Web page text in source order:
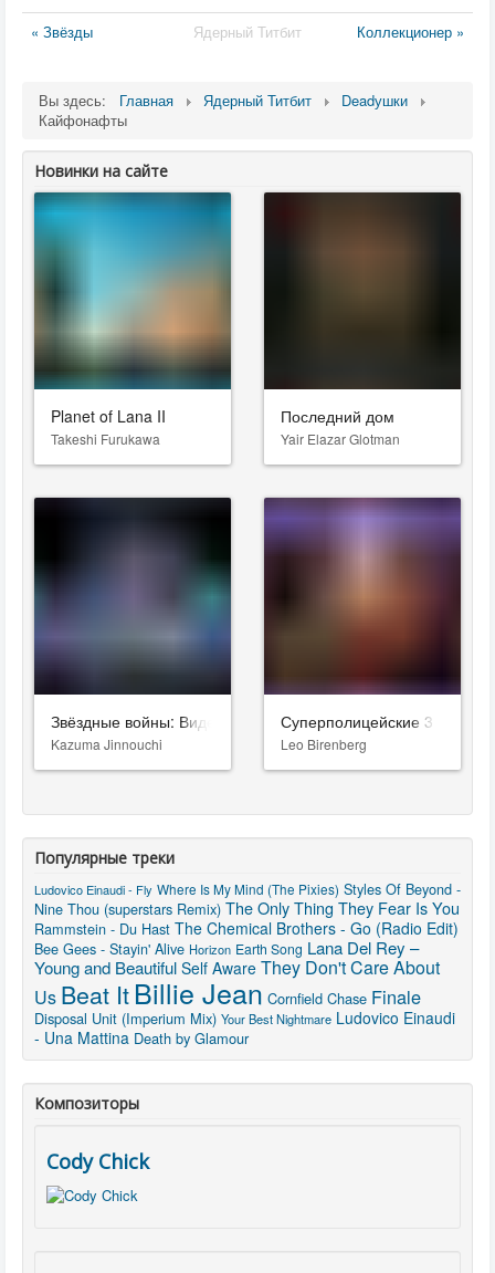
« Звёзды Ядерный Титбит Коллекционер »
Вы здесь: Главная Ядерный Титбит
Deadушки
Кайфонафты
Новинки на сайте
Planet of Lana II
Takeshi Furukawa
Последний дом
Yair Elazar Glotman
Звёздные войны: Видения. Девятый джедай
Kazuma Jinnouchi
Суперполицейские 3
Leo Birenberg
Популярные треки
Ludovico Einaudi - Fly Where Is My Mind (The Pixies) Styles Of Beyond -
Nine Thou (superstars Remix) The Only Thing They Fear Is You
Rammstein - Du Hast The Chemical Brothers - Go (Radio Edit)
Bee Gees - Stayin' Alive Horizon Earth Song Lana Del Rey –
Young and Beautiful Self Aware They Don't Care About
Us Beat ItBillie Jean Cornfield Chase Finale
Disposal Unit (Imperium Mix) Your Best Nightmare Ludovico Einaudi
- Una Mattina Death by Glamour
Композиторы
Cody Chick